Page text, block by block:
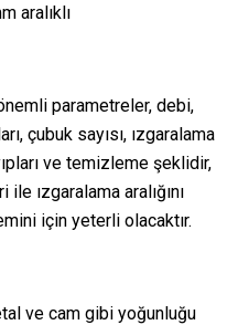
aralıklı
parametreler, debi,
çubuk sayısı, ızgaralama
ve temizleme şeklidir,
ızgaralama aralığını
için yeterli olacaktır.
ve cam gibi yoğunluğu